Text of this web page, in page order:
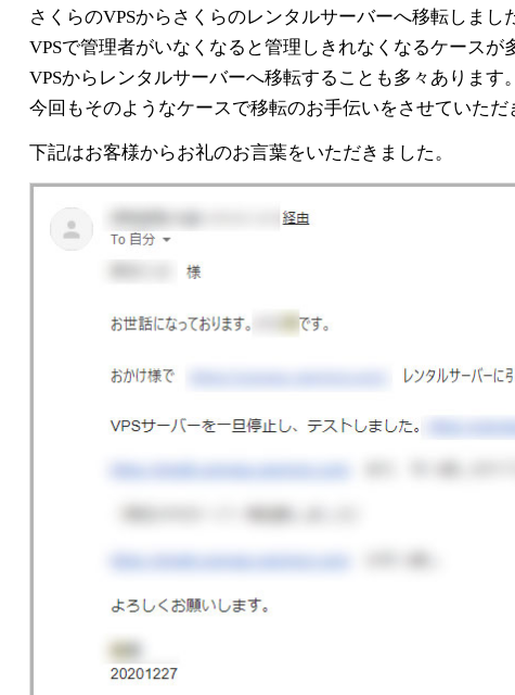
さくらのVPSからさくらのレンタルサーバーへ移転しまし
VPSで管理者がいなくなると管理しきれなくなるケースが
VPSからレンタルサーバーへ移転することも多々あります。
今回もそのようなケースで移転のお手伝いをさせていただ
下記はお客様からお礼のお言葉をいただきました。